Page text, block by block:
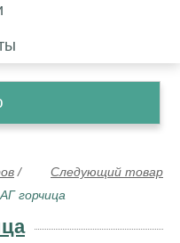
Следующий товар
/
горчица